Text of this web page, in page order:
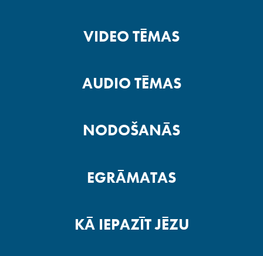
VIDEO TĒMAS
AUDIO TĒMAS
NODOŠANĀS
EGRĀMATAS
KĀ IEPAZĪT JĒZU